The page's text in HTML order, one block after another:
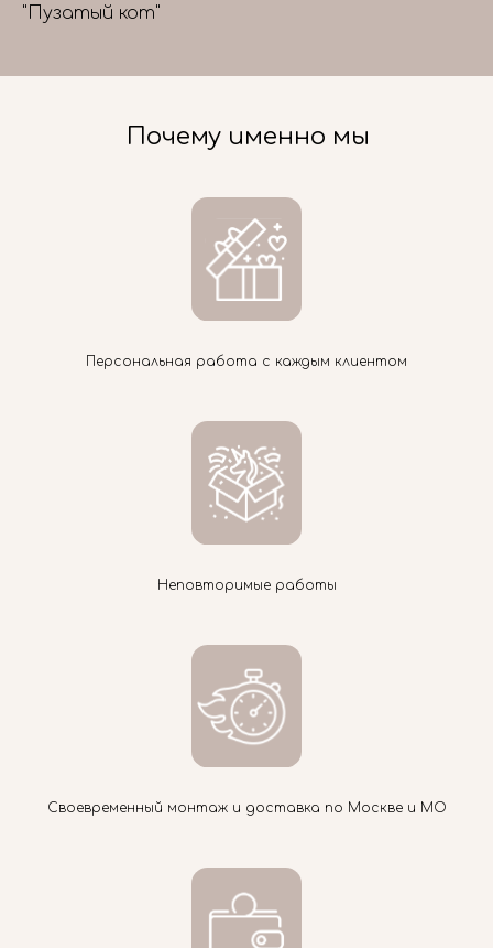
"Пузатый кот"
Почему именно мы
Персональная работа с каждым клиентом
Неповторимые работы
Своевременный монтаж и доставка по Москве и МО